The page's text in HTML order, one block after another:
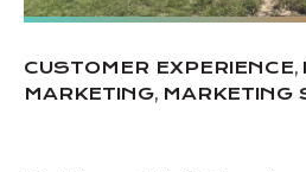
CUSTOMER EXPERIENCE,
MARKETING, MARKETING